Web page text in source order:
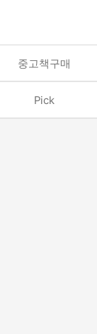
중고책구매
Pick